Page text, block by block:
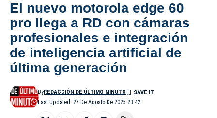
El nuevo motorola edge 60
pro llega a RD con cámaras
profesionales e integración
de inteligencia artificial de
última generación
Last Updated: 27 De Agosto De 2025 23:42
ByREDACCIÓN DE ÚLTIMO MINUTO